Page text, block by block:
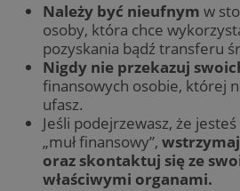
Należy być nieufnym w
osoby, która chce
pozyskania bądź transferu
Nigdy nie przekazuj
finansowych osobie, której
ufasz.
Jeśli podejrzewasz, że
„muł finansowy”,
oraz skontaktuj się ze
właściwymi organami.